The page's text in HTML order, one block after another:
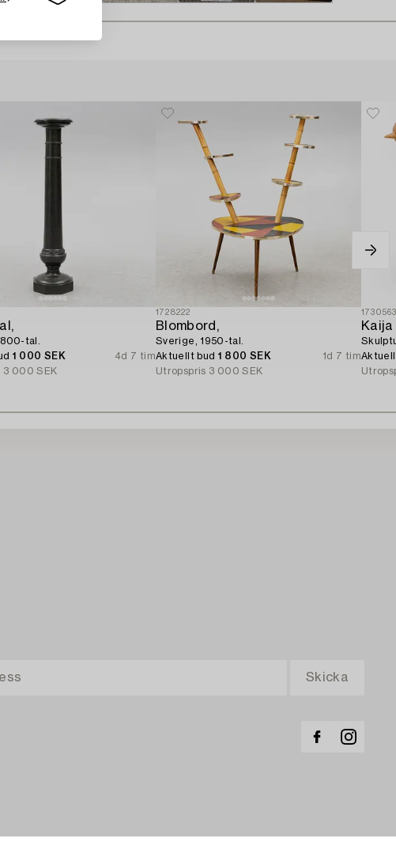
tal.
1 000 SEK
4d 7 tim
3 000 SEK
1728222
Blombord,
Sverige, 1950-tal.
Aktuellt bud 1 800 SEK
1d 7 tim
Utropspris 3 000 SEK